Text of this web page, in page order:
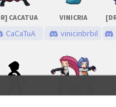
CACATUA
CaCaTuA
VINICRIA
vinicinbrbil